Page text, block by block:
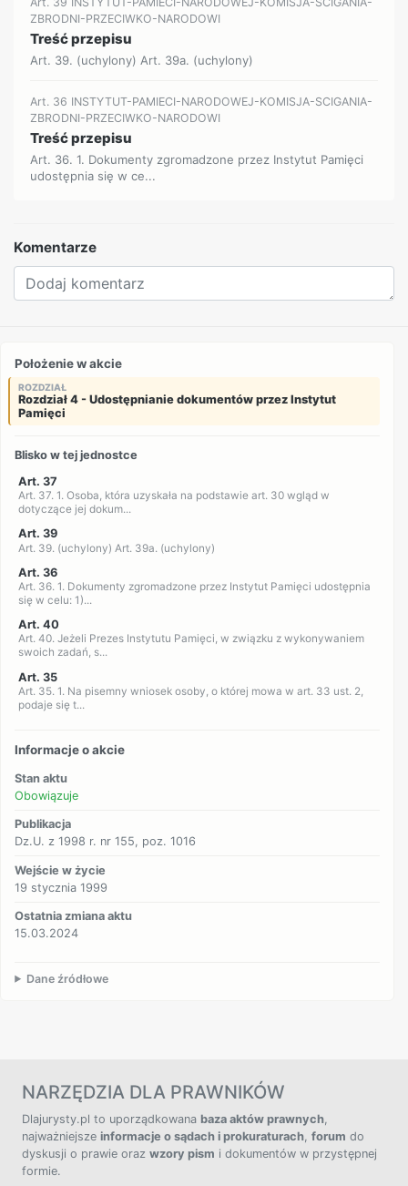
ZBRODNI-PRZECIWKO-NARODOWI
Treść przepisu
Art. 39. (uchylony) Art. 39a. (uchylony)
Art. 36 INSTYTUT-PAMIECI-NARODOWEJ-KOMISJA-SCIGANIA-
ZBRODNI-PRZECIWKO-NARODOWI
Treść przepisu
Art. 36. 1. Dokumenty zgromadzone przez Instytut Pamięci
udostępnia się w ce...
Komentarze
Położenie w akcie
ROZDZIAŁ
Rozdział 4 - Udostępnianie dokumentów przez Instytut
Pamięci
Blisko w tej jednostce
Art. 37
Art. 37. 1. Osoba, która uzyskała na podstawie art. 30 wgląd w
dotyczące jej dokum...
Art. 39
Art. 39. (uchylony) Art. 39a. (uchylony)
Art. 36
Art. 36. 1. Dokumenty zgromadzone przez Instytut Pamięci udostępnia
się w celu: 1)...
Art. 40
Art. 40. Jeżeli Prezes Instytutu Pamięci, w związku z wykonywaniem
swoich zadań, s...
Art. 35
Art. 35. 1. Na pisemny wniosek osoby, o której mowa w art. 33 ust. 2,
podaje się t...
Informacje o akcie
Stan aktu
Obowiązuje
Publikacja
Dz.U. z 1998 r. nr 155, poz. 1016
Wejście w życie
19 stycznia 1999
Ostatnia zmiana aktu
15.03.2024
Dane źródłowe
NARZĘDZIA DLA PRAWNIKÓW
Dlajurysty.pl to uporządkowana baza aktów prawnych,
najważniejsze informacje o sądach i prokuraturach, forum do
dyskusji o prawie oraz wzory pism i dokumentów w przystępnej
formie.